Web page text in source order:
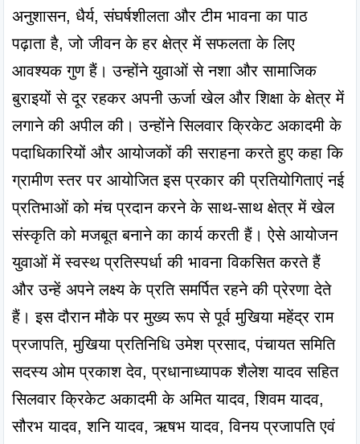
अनुशासन, धैर्य, संघर्षशीलता और टीम भावना का पाठ
पढ़ाता है, जो जीवन के हर क्षेत्र में सफलता के लिए
आवश्यक गुण हैं। उन्होंने युवाओं से नशा और सामाजिक
बुराइयों से दूर रहकर अपनी ऊर्जा खेल और शिक्षा के क्षेत्र में
लगाने की अपील की। उन्होंने सिलवार क्रिकेट अकादमी के
पदाधिकारियों और आयोजकों की सराहना करते हुए कहा कि
ग्रामीण स्तर पर आयोजित इस प्रकार की प्रतियोगिताएं नई
प्रतिभाओं को मंच प्रदान करने के साथ-साथ क्षेत्र में खेल
संस्कृति को मजबूत बनाने का कार्य करती हैं। ऐसे आयोजन
युवाओं में स्वस्थ प्रतिस्पर्धा की भावना विकसित करते हैं
और उन्हें अपने लक्ष्य के प्रति समर्पित रहने की प्रेरणा देते
हैं। इस दौरान मौके पर मुख्य रूप से पूर्व मुखिया महेंद्र राम
प्रजापति, मुखिया प्रतिनिधि उमेश प्रसाद, पंचायत समिति
सदस्य ओम प्रकाश देव, प्रधानाध्यापक शैलेश यादव सहित
सिलवार क्रिकेट अकादमी के अमित यादव, शिवम यादव,
सौरभ यादव, शनि यादव, ऋषभ यादव, विनय प्रजापति एवं